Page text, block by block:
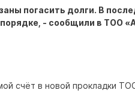
погасить долги. В
- сообщили в ТОО
счёт в новой прокладки